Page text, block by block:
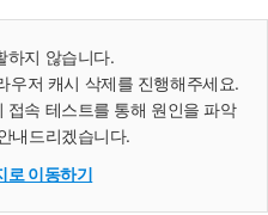
하지 않습니다.
우저 캐시 삭제를 진행해주세요.
속 테스트를 통해 원인을 파악
내드리겠습니다.
로 이동하기